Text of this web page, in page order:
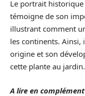
Le portrait
témoigne de son
illustrant comment
les continents.
origine et son
cette plante au jardin.
A lire en